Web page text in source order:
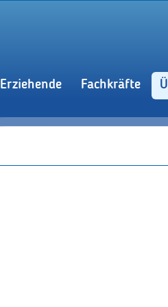
Erziehende Fachkräfte